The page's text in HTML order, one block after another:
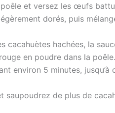
et versez les œufs
dorés, puis
cacahuètes hachées, la
en poudre dans la
environ 5 minutes, jusqu’à
saupoudrez de plus de